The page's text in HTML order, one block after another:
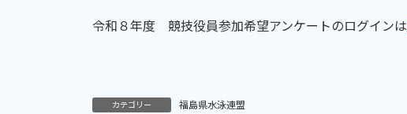
令和８年度 競技役員参加希望アンケートのログインは
カテゴリー 福島県水泳連盟